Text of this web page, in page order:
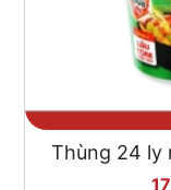
Thùng 24 ly
Đình lẩu